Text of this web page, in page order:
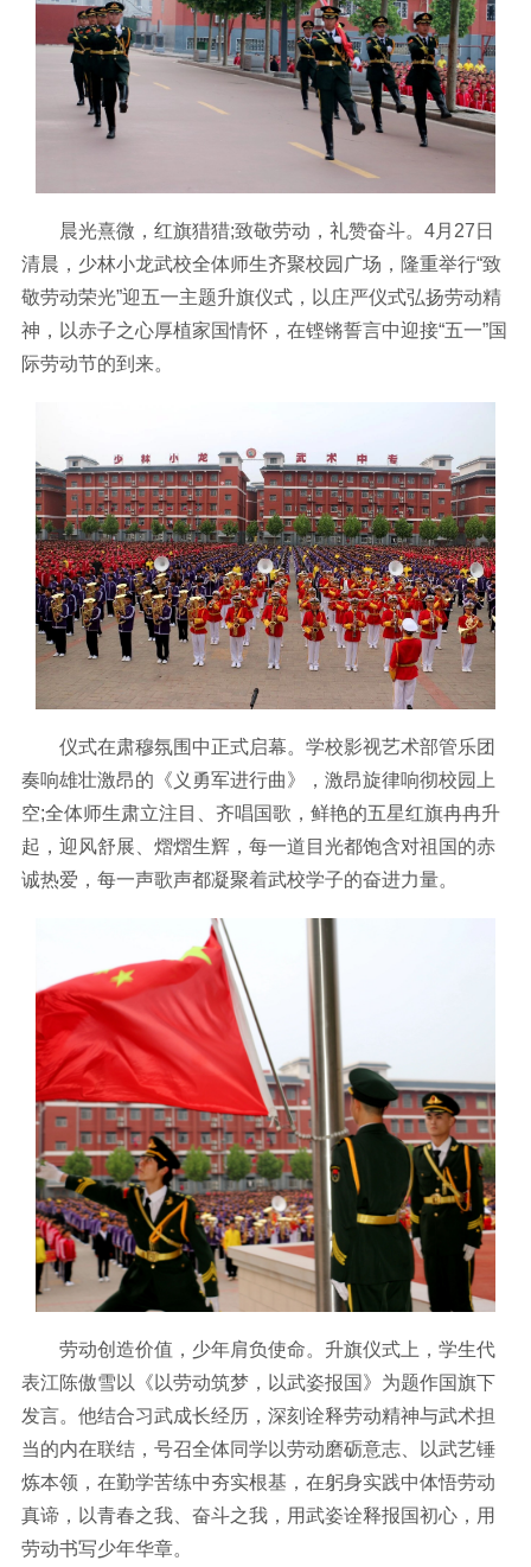
晨光熹微，红旗猎猎;致敬劳动，礼赞奋斗。4月27日
清晨，少林小龙武校全体师生齐聚校园广场，隆重举行“致
敬劳动荣光”迎五一主题升旗仪式，以庄严仪式弘扬劳动精
神，以赤子之心厚植家国情怀，在铿锵誓言中迎接“五一”国
际劳动节的到来。
仪式在肃穆氛围中正式启幕。学校影视艺术部管乐团
奏响雄壮激昂的《义勇军进行曲》，激昂旋律响彻校园上
空;全体师生肃立注目、齐唱国歌，鲜艳的五星红旗冉冉升
起，迎风舒展、熠熠生辉，每一道目光都饱含对祖国的赤
诚热爱，每一声歌声都凝聚着武校学子的奋进力量。
劳动创造价值，少年肩负使命。升旗仪式上，学生代
表江陈傲雪以《以劳动筑梦，以武姿报国》为题作国旗下
发言。他结合习武成长经历，深刻诠释劳动精神与武术担
当的内在联结，号召全体同学以劳动磨砺意志、以武艺锤
炼本领，在勤学苦练中夯实根基，在躬身实践中体悟劳动
真谛，以青春之我、奋斗之我，用武姿诠释报国初心，用
劳动书写少年华章。